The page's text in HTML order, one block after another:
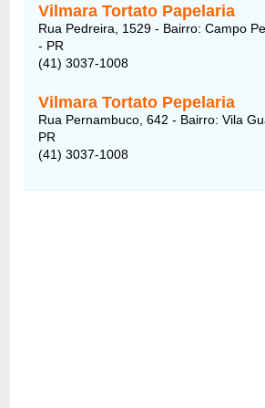
Vilmara Tortato Papelaria
Rua Pedreira, 1529 - Bairro: Campo
- PR
(41) 3037-1008
Vilmara Tortato Pepelaria
Rua Pernambuco, 642 - Bairro: Vila
PR
(41) 3037-1008